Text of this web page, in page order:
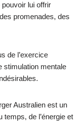
lui offrir
promenades, des
de l’exercice
stimulation mentale
Australien est un
de l’énergie et